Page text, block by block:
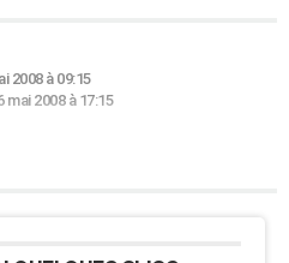
2008 à 09:15
mai 2008 à 17:15